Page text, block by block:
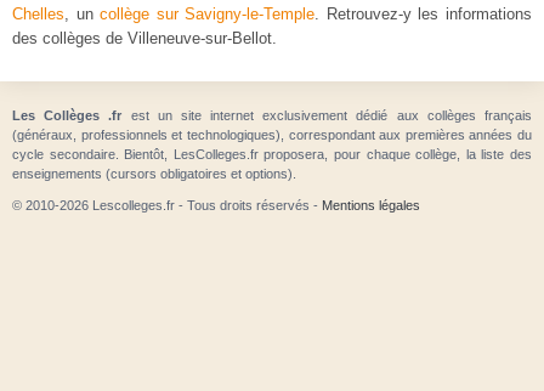
Chelles, uncollège sur Savigny-le-Temple. Retrouvez-y les informations
des collèges de Villeneuve-sur-Bellot.
Les Collèges .fr est un site internet exclusivement dédié aux collèges français
(généraux, professionnels et technologiques), correspondant aux premières années du
cycle secondaire. Bientôt, LesColleges.fr proposera, pour chaque collège, la liste des
enseignements (cursors obligatoires et options).
© 2010-2026 Lescolleges.fr - Tous droits réservés - Mentions légales